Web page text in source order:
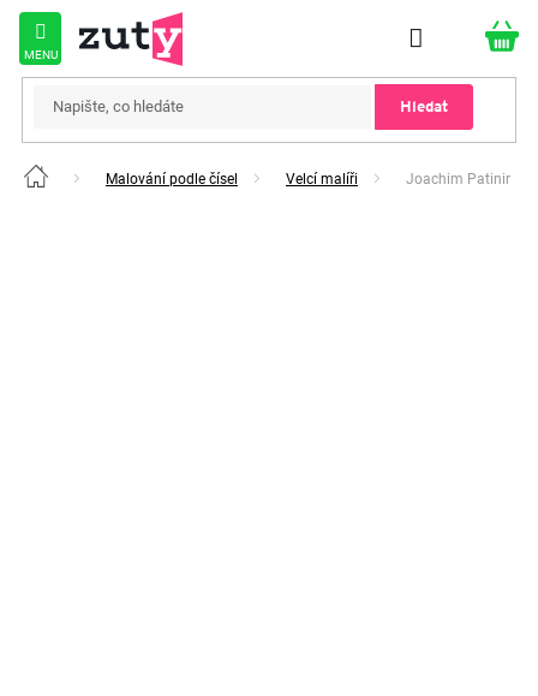
Přejít
obsah
Hledat
Domů Malování podle čísel Velcí malíři Joachim Patinir